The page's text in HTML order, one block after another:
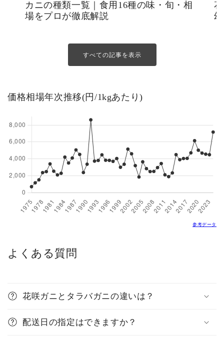
カニの種類一覧｜食用16種の味・旬・相
場をプロが徹底解説
すべての記事を表示
価格相場年次推移(円/1kgあたり)
参考データ
よくある質問
花咲ガニとタラバガニの違いは？
配送日の指定はできますか？